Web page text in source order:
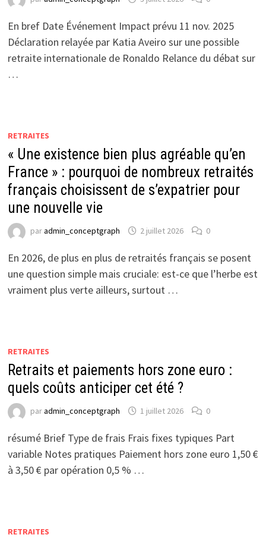
En bref Date Événement Impact prévu 11 nov. 2025
Déclaration relayée par Katia Aveiro sur une possible
retraite internationale de Ronaldo Relance du débat sur
…
RETRAITES
« Une existence bien plus agréable qu’en
France » : pourquoi de nombreux retraités
français choisissent de s’expatrier pour
une nouvelle vie
paradmin_conceptgraph 2 juillet 2026 0
En 2026, de plus en plus de retraités français se posent
une question simple mais cruciale: est-ce que l’herbe est
vraiment plus verte ailleurs, surtout …
RETRAITES
Retraits et paiements hors zone euro :
quels coûts anticiper cet été ?
paradmin_conceptgraph 1 juillet 2026 0
résumé Brief Type de frais Frais fixes typiques Part
variable Notes pratiques Paiement hors zone euro 1,50 €
à 3,50 € par opération 0,5 % …
RETRAITES